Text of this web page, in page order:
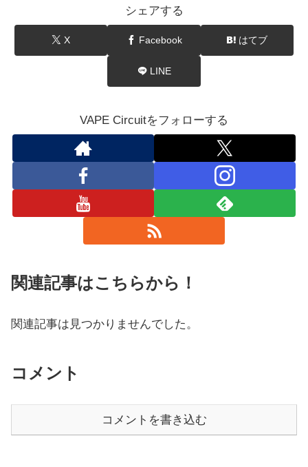
シェアする
X Facebook はてブ
LINE
VAPE Circuitをフォローする
関連記事はこちらから！
関連記事は見つかりませんでした。
コメント
コメントを書き込む